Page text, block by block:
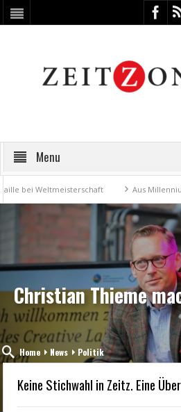
Menu
Weltmeisterschaft Aus Millennium wird
Christian Thieme
Home News Politik
Keine Stichwahl in Zeitz. Eine